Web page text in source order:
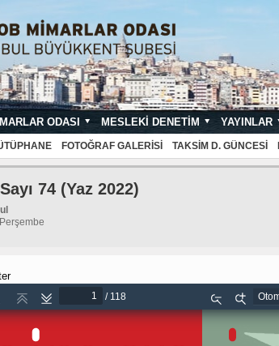
ODASI MESLEKI DENETIM YAYINLAR
FOTOĞRAF GALERISI TAKSIM D. GÜNCESI
74 (Yaz 2022)